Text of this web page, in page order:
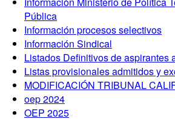
Pública
Información procesos selectivos
Información Sindical
Listados Definitivos de aspirantes
Listas provisionales admitidos y
MODIFICACIÓN TRIBUNAL
oep 2024
OEP 2025